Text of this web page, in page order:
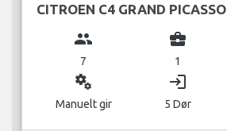
CITROEN C4 GRAND PICASSO
group
7
business_center
1
miscellaneous_services
Manuelt gir
login
5 Dør